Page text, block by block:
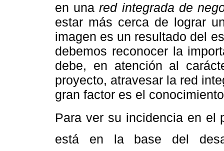
en unared integrada de
estar más cerca de lograr
imagen es un resultado del
debemos reconocer la
debe, en atención al
proyecto, atravesar la red
gran factor es el
Para ver su incidencia en el
está en la base del